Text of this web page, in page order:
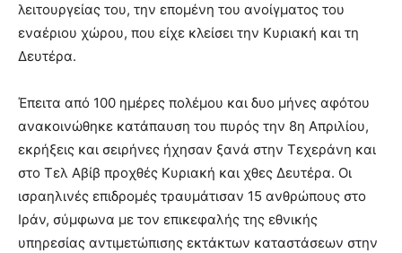
λειτουργείας του, την επομένη του ανοίγματος του
εναέριου χώρου, που είχε κλείσει την Κυριακή και τη
Δευτέρα.
Έπειτα από 100 ημέρες πολέμου και δυο μήνες αφότου
ανακοινώθηκε κατάπαυση του πυρός την 8η Απριλίου,
εκρήξεις και σειρήνες ήχησαν ξανά στην Τεχεράνη και
στο Τελ Αβίβ προχθές Κυριακή και χθες Δευτέρα. Οι
ισραηλινές επιδρομές τραυμάτισαν 15 ανθρώπους στο
Ιράν, σύμφωνα με τον επικεφαλής της εθνικής
υπηρεσίας αντιμετώπισης εκτάκτων καταστάσεων στην